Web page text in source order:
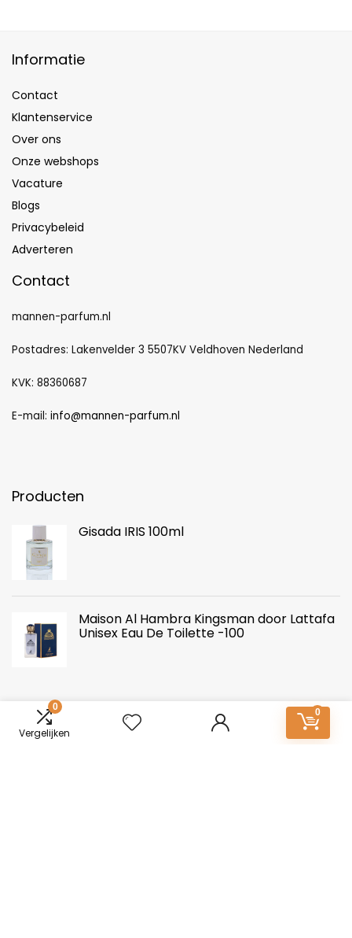
0
Vergelijken
0
Informatie
Contact
Klantenservice
Over ons
Onze webshops
Vacature
Blogs
Privacybeleid
Adverteren
Contact
mannen-parfum.nl
Postadres: Lakenvelder 3 5507KV Veldhoven Nederland
KVK: 88360687
E-mail: info@mannen-parfum.nl
Producten
Gisada IRIS 100ml
Maison Al Hambra Kingsman door Lattafa
Unisex Eau De Toilette -100